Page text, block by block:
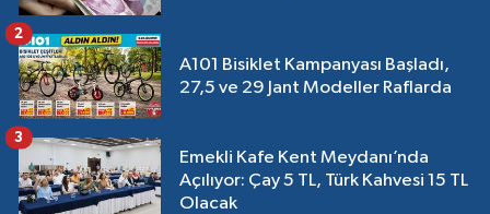
A101 Bisiklet Kampanyası Başladı,
27,5 ve 29 Jant Modeller Raflarda
2
Emekli Kafe Kent Meydanı’nda
Açılıyor: Çay 5 TL, Türk Kahvesi 15 TL
Olacak
3